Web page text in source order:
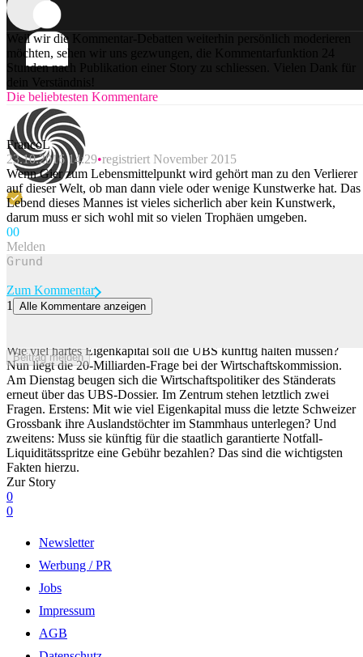
Weil wir die Kommentar-Debatten weiterhin persönlich moderieren
möchten, sehen wir uns gezwungen, die Kommentarfunktion 24
Stunden nach Publikation einer Story zu schliessen. Vielen Dank für
dein Verständnis!
Die beliebtesten Kommentare
FrancoL
23.10.2016 14:29 registriert November 2015
Wenn Gier zum Lebensmittelpunkt wird gehört man zu den Verlierer
auf dieser Welt, ob man dann viele oder wenige Kunstwerke hat. Das
Lebend dieses Mannes ist vieles sicherlich aber kein Kunstwerk,
darum muss er sich wohl mit so vielen Trophäen umgeben.
00
Melden
Beitrag melden
Zum Kommentar
1
Alle Kommentare anzeigen
Wie viel hartes Eigenkapital soll die UBS künftig halten müssen?
Nun liegt die 20-Milliarden-Frage bei der Wirtschaftskommission.
Am Dienstag beugen sich die Wirtschaftspolitiker des Ständerats
erneut über das UBS-Dossier. Im Zentrum stehen letztlich zwei
Fragen. Erstens: Mit wie viel Eigenkapital muss die letzte Schweizer
Grossbank ihre Auslandstöchter im Stammhaus unterlegen? Und
zweitens: Muss sie künftig für die staatlich garantierte Notfall-
Liquiditätsspritze eine Gebühr bezahlen? Das sind die wichtigsten
Fakten hierzu.
Zur Story
0
0
Newsletter
Werbung / PR
Jobs
Impressum
AGB